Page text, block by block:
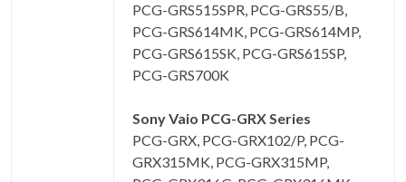
PCG-GRS515SPR, PCG-GRS55/B,
PCG-GRS614MK, PCG-GRS614MP,
PCG-GRS615SK, PCG-GRS615SP,
PCG-GRS700K
Sony Vaio PCG-GRX Series
PCG-GRX, PCG-GRX102/P, PCG-
GRX315MK, PCG-GRX315MP,